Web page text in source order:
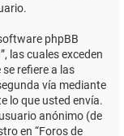
phpBB
las cuales exceden
refiere a las
vía mediante
lo que usted envía.
anónimo (de
en “Foros de